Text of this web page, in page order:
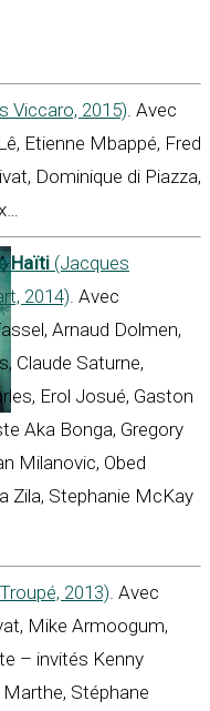
Viccaro, 2015). Avec
Etienne Mbappé, Fred
Dominique di Piazza,
Haïti (Jacques
2014). Avec
Arnaud Dolmen,
Claude Saturne,
Erol Josué, Gaston
Aka Bonga, Gregory
Milanovic, Obed
Zila, Stephanie McKay
2013). Avec
Mike Armoogum,
– invités Kenny
Stéphane